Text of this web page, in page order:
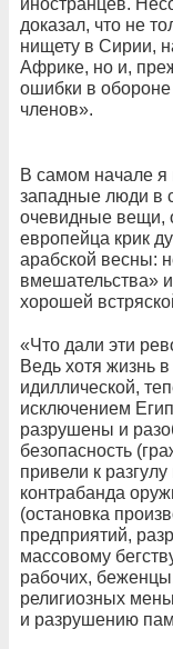
доказал, что не
нищету в Сирии,
Африке, но и,
ошибки в обороне
членов».
В самом начале
западные люди в
очевидные вещи,
европейца крик
арабской весны:
вмешательства»
хорошей
«Что дали эти
Ведь хотя жизнь
идиллической,
исключением
разрушены и
безопасность
привели к
контрабанда
(остановка
предприятий,
массовому
рабочих,
религиозных
и разрушению